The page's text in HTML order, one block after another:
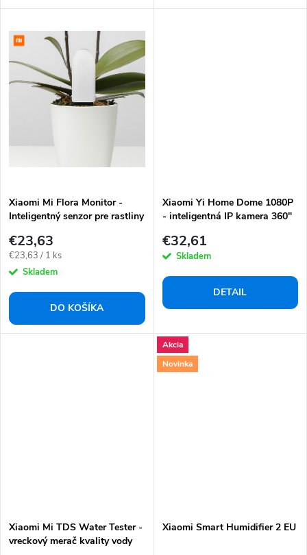
je...
GTS 2 /...
Xiaomi Mi Flora Monitor -
Inteligentný senzor pre rastliny
€23,63
Jednotková
cena:
€23,63 / 1 ks
Skladem
DO KOŠÍKA
Xiaomi Yi Home Dome 1080P
- inteligentná IP kamera 360"
€32,61
Skladem
DETAIL
Xiaomi Mi TDS Water Tester -
vreckový merač kvality vody
Akcia
Novinka
Xiaomi Smart Humidifier 2 EU